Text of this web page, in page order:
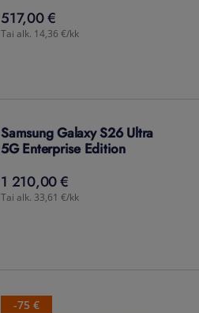
517,00 €
517,00€
Tai alk. 14,36 €/kk
Samsung Galaxy S26 Ultra
5G Enterprise Edition
1 210,00 €
1 210,00€
Tai alk. 33,61 €/kk
-75 €